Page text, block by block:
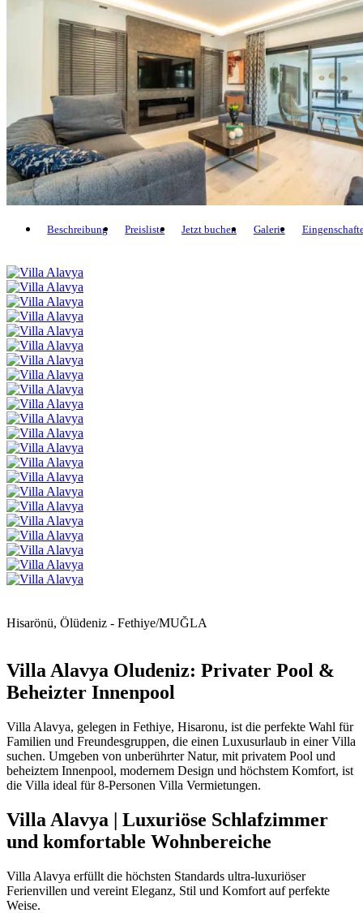
Beschreibung Preisliste Jetzt buchen Galerie
Hisarönü, Ölüdeniz - Fethiye/MUĞLA
Villa Alavya Oludeniz: Privater Pool &
Beheizter Innenpool
Villa Alavya, gelegen in Fethiye, Hisaronu, ist die perfekte Wahl für
Familien und Freundesgruppen, die einen Luxusurlaub in einer Villa
suchen. Umgeben von unberührter Natur, mit privatem Pool und
beheiztem Innenpool, modernem Design und höchstem Komfort, ist
die Villa ideal für 8-Personen Villa Vermietungen.
Villa Alavya | Luxuriöse Schlafzimmer
und komfortable Wohnbereiche
Villa Alavya erfüllt die höchsten Standards ultra-luxuriöser
Ferienvillen und vereint Eleganz, Stil und Komfort auf perfekte
Weise.